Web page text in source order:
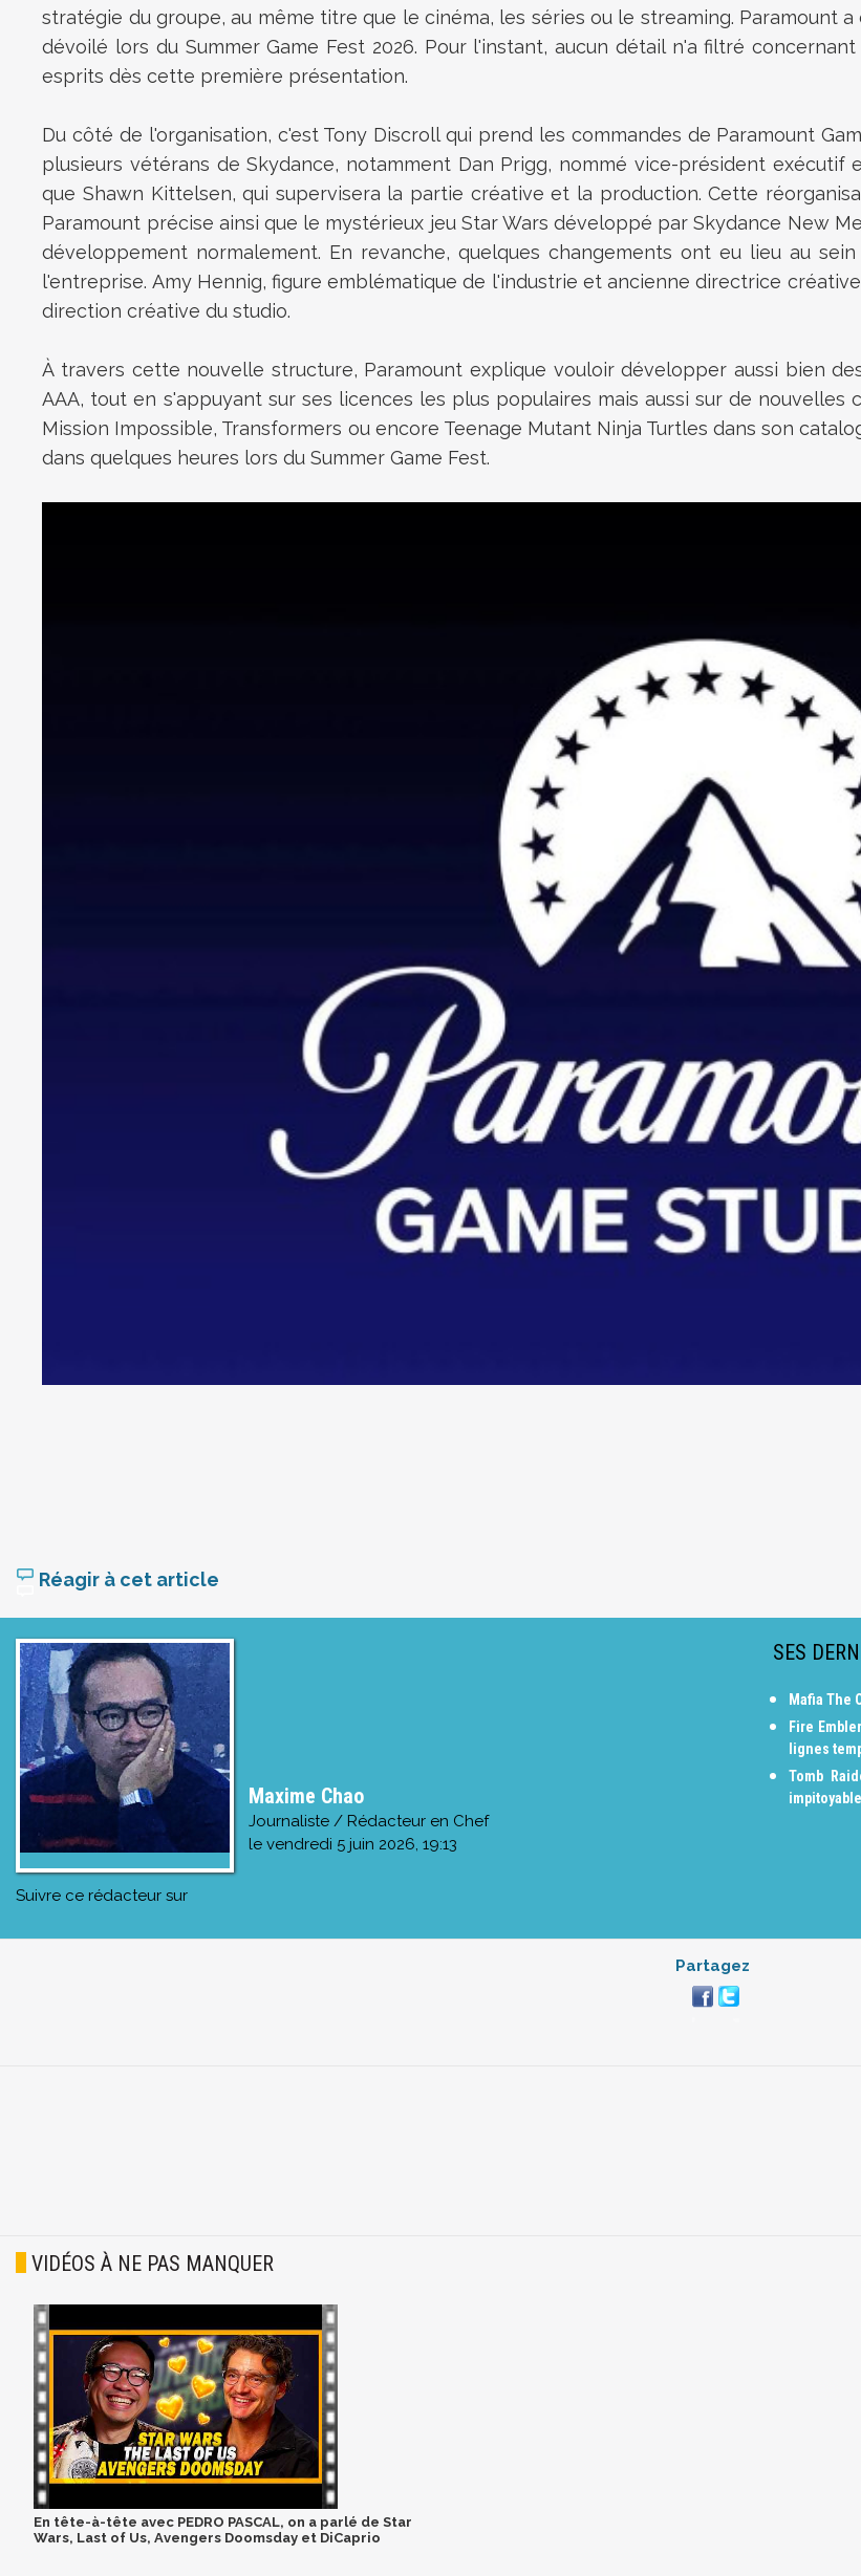
stratégie du groupe, au même titre que le cinéma, les séries ou le streaming. Paramount
dévoilé lors du Summer Game Fest 2026. Pour l'instant, aucun détail n'a filtré
esprits dès cette première présentation.
Du côté de l'organisation, c'est Tony Discroll qui prend les commandes de Paramount
plusieurs vétérans de Skydance, notamment Dan Prigg, nommé vice-président exécutif
que Shawn Kittelsen, qui supervisera la partie créative et la production. Cette
Paramount précise ainsi que le mystérieux jeu Star Wars développé par Skydance New
développement normalement. En revanche, quelques changements ont eu lieu au
l'entreprise. Amy Hennig, figure emblématique de l'industrie et ancienne directrice
direction créative du studio.
À travers cette nouvelle structure, Paramount explique vouloir développer aussi bien
AAA, tout en s'appuyant sur ses licences les plus populaires mais aussi sur de nouvelles
Mission Impossible, Transformers ou encore Teenage Mutant Ninja Turtles dans son
dans quelques heures lors du Summer Game Fest.
Réagir à cet article
Maxime Chao
Journaliste / Rédacteur en Chef
le vendredi 5 juin 2026, 19:13
Suivre ce rédacteur sur
SES
Mafia The
Fire
lignes
Tomb
Partagez
VIDÉOS À NE PAS MANQUER
En tête-à-tête avec PEDRO PASCAL, on a parlé de Star
Wars, Last of Us, Avengers Doomsday et DiCaprio